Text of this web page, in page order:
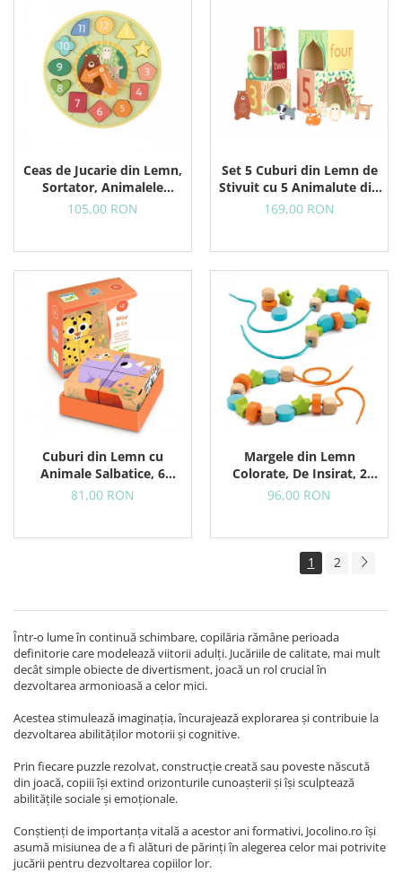
Ceas de Jucarie din Lemn,
Sortator, Animalele
Padurii
105,00 RON
Set 5 Cuburi din Lemn de
Stivuit cu 5 Animalute din
Padure
169,00 RON
Cuburi din Lemn cu
Animale Salbatice, 6
Puzzle-uri in 1
81,00 RON
Margele din Lemn
Colorate, De Insirat, 2
Sireturi Colorate, 24
96,00 RON
1 2
Într-o lume în continuă schimbare, copilăria rămâne perioada
definitorie care modelează viitorii adulți. Jucăriile de calitate, mai mult
decât simple obiecte de divertisment, joacă un rol crucial în
dezvoltarea armonioasă a celor mici.
Acestea stimulează imaginația, încurajează explorarea și contribuie la
dezvoltarea abilităților motorii și cognitive.
Prin fiecare puzzle rezolvat, construcție creată sau poveste născută
din joacă, copiii își extind orizonturile cunoașterii și își sculptează
abilitățile sociale și emoționale.
Conștienți de importanța vitală a acestor ani formativi, Jocolino.ro își
asumă misiunea de a fi alături de părinți în alegerea celor mai potrivite
jucării pentru dezvoltarea copiilor lor.